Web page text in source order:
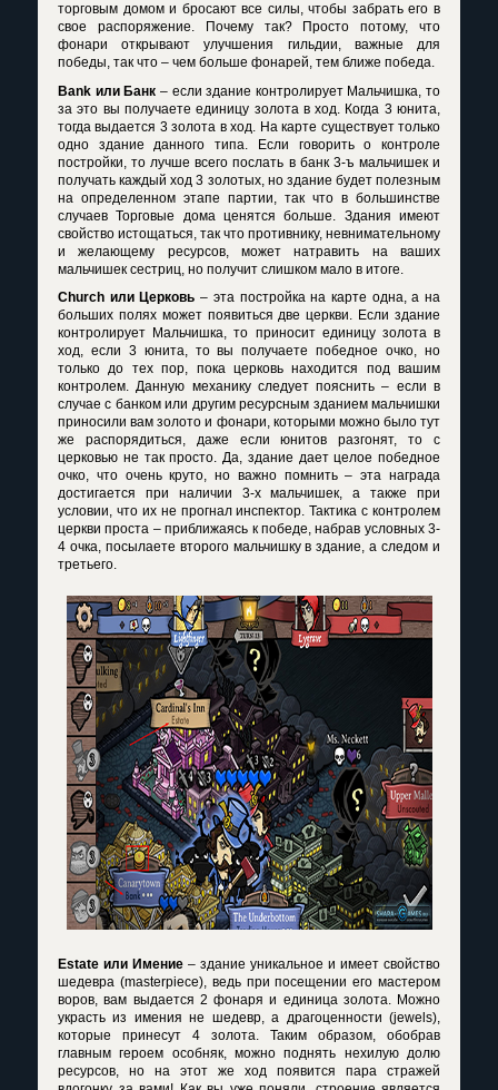
торговым домом и бросают все силы, чтобы забрать его в
свое распоряжение. Почему так? Просто потому, что
фонари открывают улучшения гильдии, важные для
победы, так что – чем больше фонарей, тем ближе победа.
Bank или Банк – если здание контролирует Мальчишка, то
за это вы получаете единицу золота в ход. Когда 3 юнита,
тогда выдается 3 золота в ход. На карте существует только
одно здание данного типа. Если говорить о контроле
постройки, то лучше всего послать в банк 3-ъ мальчишек и
получать каждый ход 3 золотых, но здание будет полезным
на определенном этапе партии, так что в большинстве
случаев Торговые дома ценятся больше. Здания имеют
свойство истощаться, так что противнику, невнимательному
и желающему ресурсов, может натравить на ваших
мальчишек сестриц, но получит слишком мало в итоге.
Church или Церковь – эта постройка на карте одна, а на
больших полях может появиться две церкви. Если здание
контролирует Мальчишка, то приносит единицу золота в
ход, если 3 юнита, то вы получаете победное очко, но
только до тех пор, пока церковь находится под вашим
контролем. Данную механику следует пояснить – если в
случае с банком или другим ресурсным зданием мальчишки
приносили вам золото и фонари, которыми можно было тут
же распорядиться, даже если юнитов разгонят, то с
церковью не так просто. Да, здание дает целое победное
очко, что очень круто, но важно помнить – эта награда
достигается при наличии 3-х мальчишек, а также при
условии, что их не прогнал инспектор. Тактика с контролем
церкви проста – приближаясь к победе, набрав условных 3-
4 очка, посылаете второго мальчишку в здание, а следом и
третьего.
Estate или Имение – здание уникальное и имеет свойство
шедевра (masterpiece), ведь при посещении его мастером
воров, вам выдается 2 фонаря и единица золота. Можно
украсть из имения не шедевр, а драгоценности (jewels),
которые принесут 4 золота. Таким образом, обобрав
главным героем особняк, можно поднять нехилую долю
ресурсов, но на этот же ход появится пара стражей